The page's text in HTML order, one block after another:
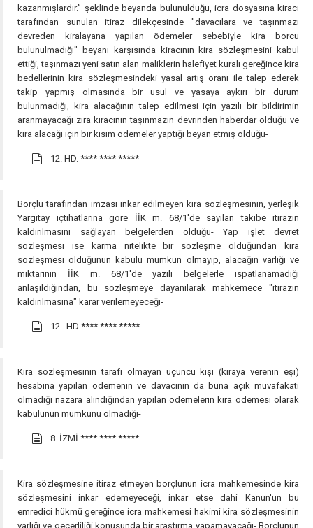
kazanmışlardır.” şeklinde beyanda bulunulduğu, icra dosyasına kiracı
tarafından sunulan itiraz dilekçesinde "davacılara ve taşınmazı
devreden kiralayana yapılan ödemeler sebebiyle kira borcu
bulunulmadığı" beyanı karşısında kiracının kira sözleşmesini kabul
ettiği, taşınmazı yeni satın alan maliklerin halefiyet kuralı gereğince kira
bedellerinin kira sözleşmesindeki yasal artış oranı ile talep ederek
takip yapmış olmasında bir usul ve yasaya aykırı bir durum
bulunmadığı, kira alacağının talep edilmesi için yazılı bir bildirimin
aranmayacağı zira kiracının taşınmazın devrinden haberdar olduğu ve
kira alacağı için bir kısım ödemeler yaptığı beyan etmiş olduğu-
12. HD. **** **** *****
Borçlu tarafından imzası inkar edilmeyen kira sözleşmesinin, yerleşik
Yargıtay içtihatlarına göre İİK m. 68/1'de sayılan takibe itirazın
kaldırılmasını sağlayan belgelerden olduğu- Yap işlet devret
sözleşmesi ise karma nitelikte bir sözleşme olduğundan kira
sözleşmesi olduğunun kabulü mümkün olmayıp, alacağın varlığı ve
miktarının İİK m. 68/1'de yazılı belgelerle ispatlanamadığı
anlaşıldığından, bu sözleşmeye dayanılarak mahkemece "itirazın
kaldırılmasına" karar verilemeyeceği-
12.. HD **** **** *****
Kira sözleşmesinin tarafı olmayan üçüncü kişi (kiraya verenin eşi)
hesabına yapılan ödemenin ve davacının da buna açık muvafakati
olmadığı nazara alındığından yapılan ödemelerin kira ödemesi olarak
kabulünün mümkünü olmadığı-
8. İZMİ **** **** *****
Kira sözleşmesine itiraz etmeyen borçlunun icra mahkemesinde kira
sözleşmesini inkar edemeyeceği, inkar etse dahi Kanun'un bu
emredici hükmü gereğince icra mahkemesi hakimi kira sözleşmesinin
varlığı ve geçerliliği konusunda bir araştırma yapamayacağı- Borçlunun